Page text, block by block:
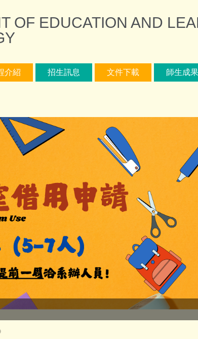
OF EDUCATION AND
介紹 招生訊息 文件下載 師生成果